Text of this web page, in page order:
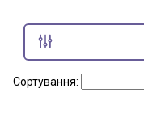
Hummer
Сортування: